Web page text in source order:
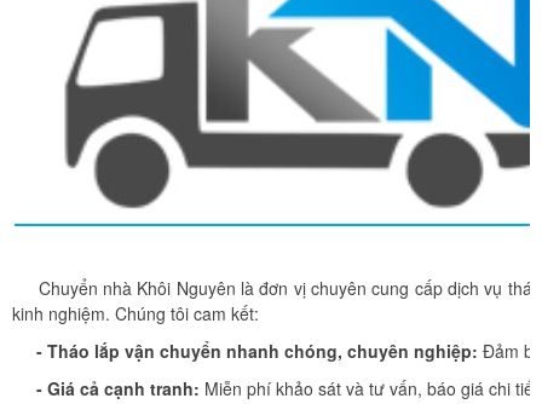
Chuyển nhà Khôi Nguyên là đơn vị chuyên cung cấp dịch vụ
kinh nghiệm. Chúng tôi cam kết:
- Tháo lắp vận chuyển nhanh chóng, chuyên nghiệp: Đảm
- Giá cả cạnh tranh: Miễn phí khảo sát và tư vấn, báo giá chi